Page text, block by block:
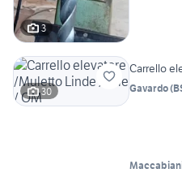
3
30
Carrello
Gavardo(